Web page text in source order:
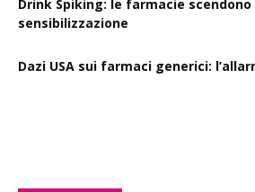
sensibilizzazione
Dazi USA sui farmaci generici: